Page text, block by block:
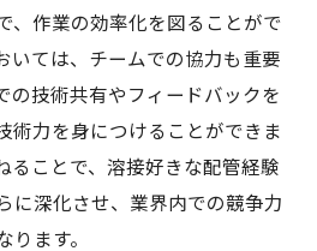
、作業の効率化を図ることがで
いては、チームでの協力も重要
の技術共有やフィードバックを
術力を身につけることができま
ることで、溶接好きな配管経験
に深化させ、業界内での競争力
ます。